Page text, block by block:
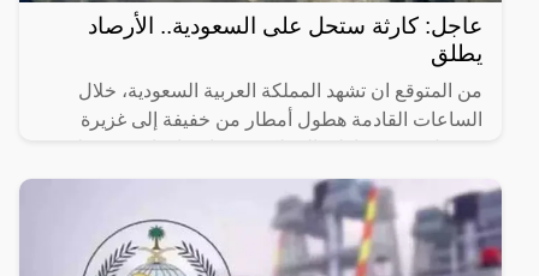
عاجل: كارثة ستحل على السعودية.. الأرصاد
يطلق
من المتوقع ان تشهد المملكة العربية السعودية، خلال
الساعات القادمة هطول أمطار من خفيفة إلى غزيرة